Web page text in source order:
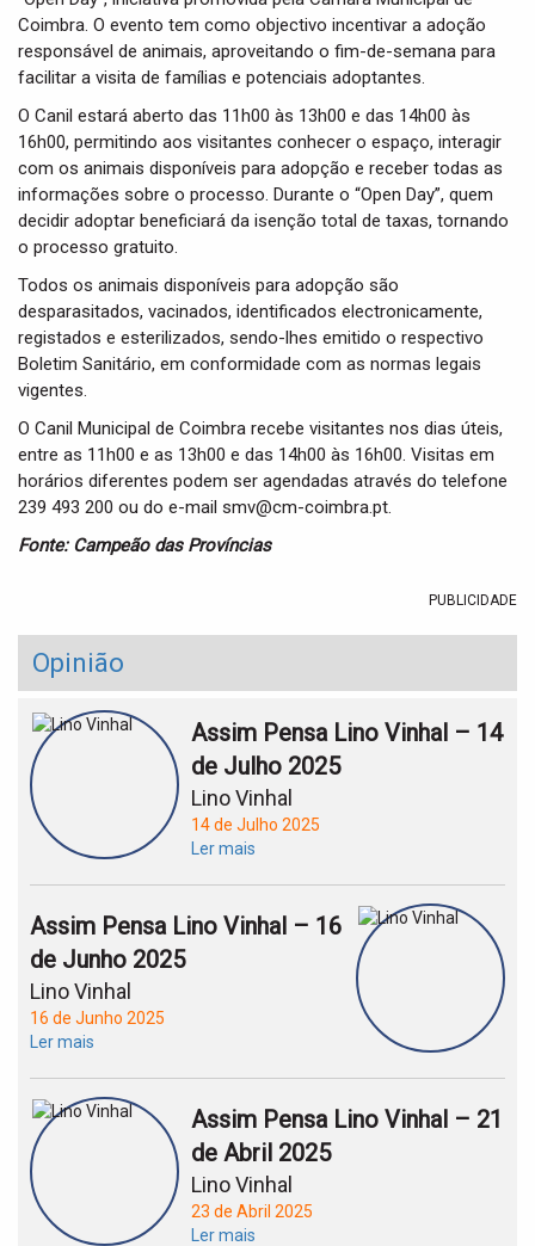
Coimbra. O evento tem como objectivo incentivar a adoção
responsável de animais, aproveitando o fim-de-semana para
facilitar a visita de famílias e potenciais adoptantes.
O Canil estará aberto das 11h00 às 13h00 e das 14h00 às
16h00, permitindo aos visitantes conhecer o espaço, interagir
com os animais disponíveis para adopção e receber todas as
informações sobre o processo. Durante o “Open Day”, quem
decidir adoptar beneficiará da isenção total de taxas, tornando
o processo gratuito.
Todos os animais disponíveis para adopção são
desparasitados, vacinados, identificados electronicamente,
registados e esterilizados, sendo-lhes emitido o respectivo
Boletim Sanitário, em conformidade com as normas legais
vigentes.
O Canil Municipal de Coimbra recebe visitantes nos dias úteis,
entre as 11h00 e as 13h00 e das 14h00 às 16h00. Visitas em
horários diferentes podem ser agendadas através do telefone
239 493 200 ou do e-mail smv@cm-coimbra.pt.
Fonte: Campeão das Províncias
PUBLICIDADE
Opinião
Assim Pensa Lino Vinhal – 14
de Julho 2025
Lino Vinhal
14 de Julho 2025
Ler mais
Assim Pensa Lino Vinhal – 16
de Junho 2025
Lino Vinhal
16 de Junho 2025
Ler mais
Assim Pensa Lino Vinhal – 21
de Abril 2025
Lino Vinhal
23 de Abril 2025
Ler mais